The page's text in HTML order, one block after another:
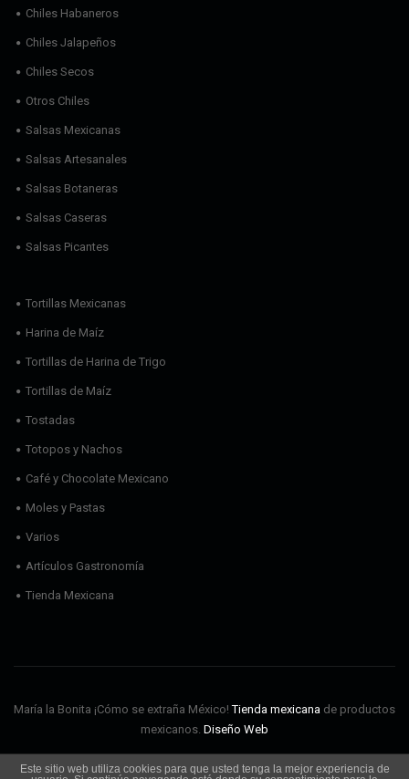
Este sitio web utiliza cookies para que usted tenga la mejor experiencia de
Chiles Habaneros
Chiles Jalapeños
Chiles Secos
Otros Chiles
Salsas Mexicanas
Salsas Artesanales
Salsas Botaneras
Salsas Caseras
Salsas Picantes
Tortillas Mexicanas
Harina de Maíz
Tortillas de Harina de Trigo
Tortillas de Maíz
Tostadas
Totopos y Nachos
Café y Chocolate Mexicano
Moles y Pastas
Varios
Artículos Gastronomía
Tienda Mexicana
María la Bonita ¡Cómo se extraña México!Tienda mexicana de productos
mexicanos. Diseño Web
Envíos Aviso Legal Política de cookies Política de privacidad